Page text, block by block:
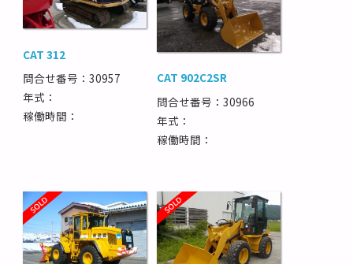
CAT 312
問合せ番号：30957
年式：
稼働時間：
CAT 902C2SR
問合せ番号：30966
年式：
稼働時間：